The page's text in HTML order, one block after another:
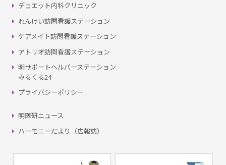
デュエット内科クリニック
れんけい訪問看護ステーション
ケアメイト訪問看護ステーション
アトリオ訪問看護ステーション
明サポートヘルパーステーション
みるくる24
プライバシーポリシー
明医研ニュース
ハーモニーだより（広報誌）